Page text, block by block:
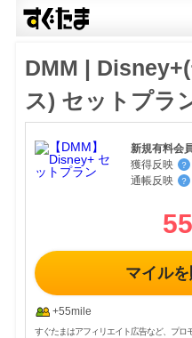
DMM |
ス) セットプラ
新規有料会
獲得反映
？
通帳反映
？
マイル
+55mile
すぐたまはアフィリエイト広告など、プロ